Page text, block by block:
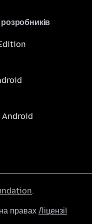
Android
.
правах Ліцензії